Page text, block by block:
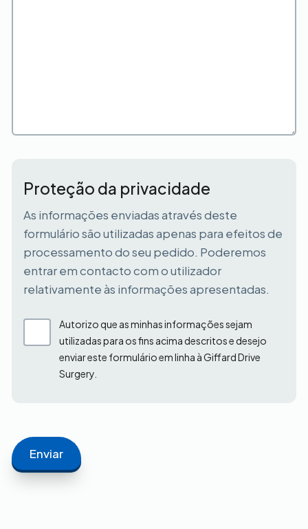
Proteção da privacidade
As informações enviadas através deste
formulário são utilizadas apenas para efeitos de
processamento do seu pedido. Poderemos
entrar em contacto com o utilizador
relativamente às informações apresentadas.
Autorizo que as minhas informações sejam
utilizadas para os fins acima descritos e desejo
enviar este formulário em linha à Giffard Drive
Surgery.